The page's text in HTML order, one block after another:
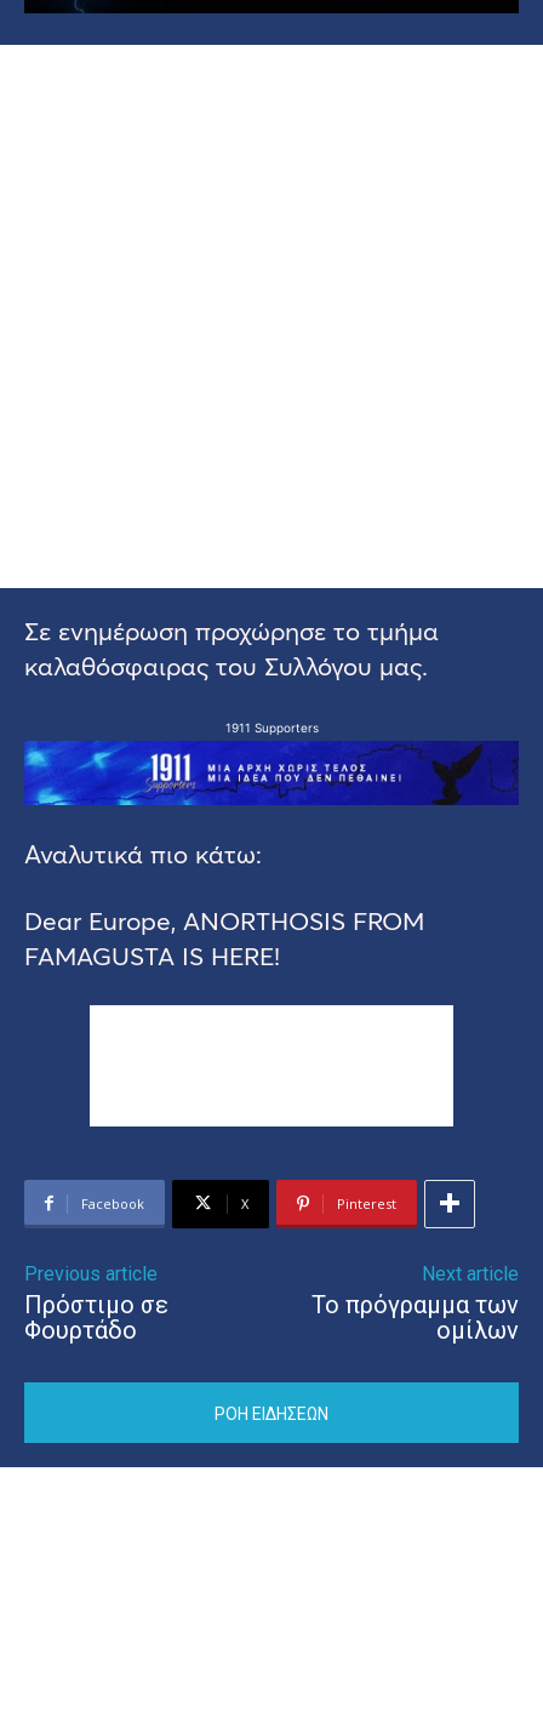
Σε ενημέρωση προχώρησε το τμήμα
καλαθόσφαιρας του Συλλόγου μας.
1911 Supporters
Αναλυτικά πιο κάτω:
Dear Europe, ANORTHOSIS FROM
FAMAGUSTA IS HERE!
Facebook X Pinterest
Previous article
Πρόστιμο σε
Φουρτάδο
Next article
Το πρόγραμμα των
ομίλων
ΡΟΗ ΕΙΔΗΣΕΩΝ